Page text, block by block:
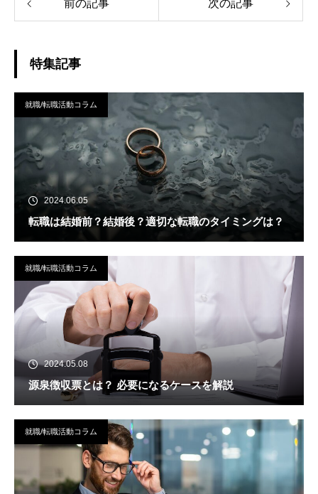
前の記事 次の記事
特集記事
就職/転職活動コラム
2024.06.05
転職は結婚前？結婚後？適切な転職のタイミングは？
就職/転職活動コラム
2024.05.08
源泉徴収票とは？ 必要になるケースを解説
就職/転職活動コラム